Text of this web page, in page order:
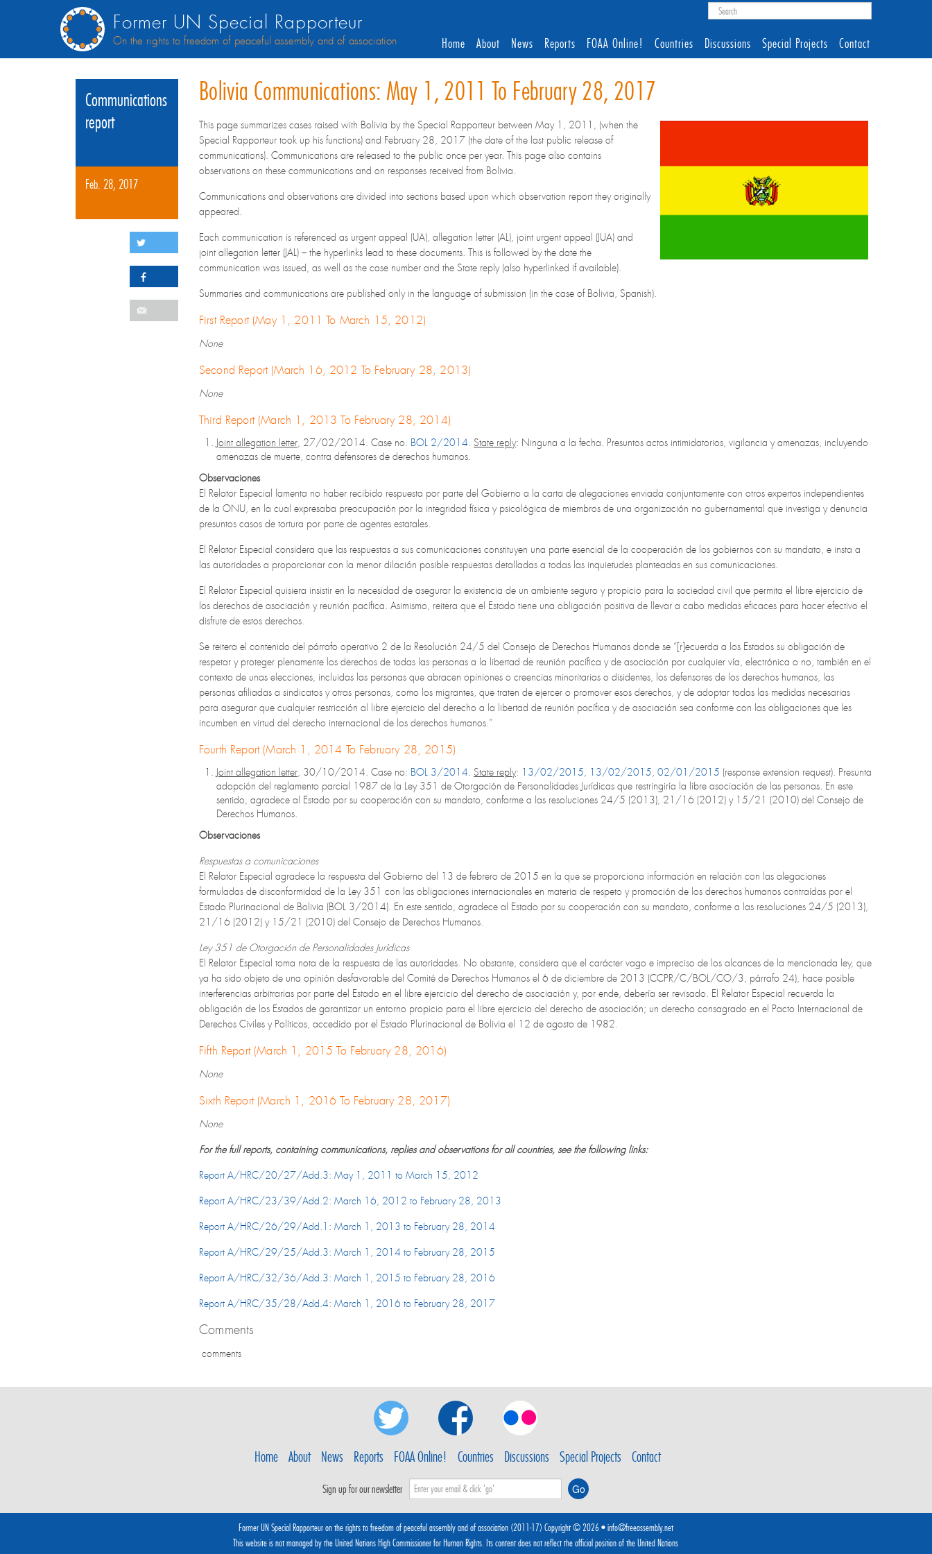
Former UN Special Rapporteur
On the rights to freedom of peaceful assembly and of association Home About News Reports FOAA Online! Countries Discussions Special Projects Contact
Communications
report
Feb. 28, 2017
Bolivia Communications: May 1, 2011 To February 28, 2017
This page summarizes cases raised with Bolivia by the Special Rapporteur between May 1, 2011, (when the
Special Rapporteur took up his functions) and February 28, 2017 (the date of the last public release of
communications). Communications are released to the public once per year. This page also contains
observations on these communications and on responses received from Bolivia.
Communications and observations are divided into sections based upon which observation report they originally
appeared.
Each communication is referenced as urgent appeal (UA), allegation letter (AL), joint urgent appeal (JUA) and
joint allegation letter (JAL) – the hyperlinks lead to these documents. This is followed by the date the
communication was issued, as well as the case number and the State reply (also hyperlinked if available).
Summaries and communications are published only in the language of submission (in the case of Bolivia, Spanish).
First Report (May 1, 2011 To March 15, 2012)
None
Second Report (March 16, 2012 To February 28, 2013)
None
Third Report (March 1, 2013 To February 28, 2014)
Joint allegation letter, 27/02/2014. Case no. BOL 2/2014. State reply: Ninguna a la fecha. Presuntos actos intimidatorios, vigilancia y amenazas, incluyendo
amenazas de muerte, contra defensores de derechos humanos.
Observaciones
El Relator Especial lamenta no haber recibido respuesta por parte del Gobierno a la carta de alegaciones enviada conjuntamente con otros expertos independientes
de la ONU, en la cual expresaba preocupación por la integridad física y psicológica de miembros de una organización no gubernamental que investiga y denuncia
presuntos casos de tortura por parte de agentes estatales.
El Relator Especial considera que las respuestas a sus comunicaciones constituyen una parte esencial de la cooperación de los gobiernos con su mandato, e insta a
las autoridades a proporcionar con la menor dilación posible respuestas detalladas a todas las inquietudes planteadas en sus comunicaciones.
El Relator Especial quisiera insistir en la necesidad de asegurar la existencia de un ambiente seguro y propicio para la sociedad civil que permita el libre ejercicio de
los derechos de asociación y reunión pacífica. Asimismo, reitera que el Estado tiene una obligación positiva de llevar a cabo medidas eficaces para hacer efectivo el
disfrute de estos derechos.
Se reitera el contenido del párrafo operativo 2 de la Resolución 24/5 del Consejo de Derechos Humanos donde se “[r]ecuerda a los Estados su obligación de
respetar y proteger plenamente los derechos de todas las personas a la libertad de reunión pacífica y de asociación por cualquier vía, electrónica o no, también en el
contexto de unas elecciones, incluidas las personas que abracen opiniones o creencias minoritarias o disidentes, los defensores de los derechos humanos, las
personas afiliadas a sindicatos y otras personas, como los migrantes, que traten de ejercer o promover esos derechos, y de adoptar todas las medidas necesarias
para asegurar que cualquier restricción al libre ejercicio del derecho a la libertad de reunión pacífica y de asociación sea conforme con las obligaciones que les
incumben en virtud del derecho internacional de los derechos humanos.”
Fourth Report (March 1, 2014 To February 28, 2015)
Joint allegation letter, 30/10/2014. Case no: BOL 3/2014. State reply: 13/02/2015, 13/02/2015, 02/01/2015 (response extension request). Presunta
adopción del reglamento parcial 1987 de la Ley 351 de Otorgación de Personalidades Jurídicas que restringiría la libre asociación de las personas. En este
sentido, agradece al Estado por su cooperación con su mandato, conforme a las resoluciones 24/5 (2013), 21/16 (2012) y 15/21 (2010) del Consejo de
Derechos Humanos.
Observaciones
Respuestas a comunicaciones
El Relator Especial agradece la respuesta del Gobierno del 13 de febrero de 2015 en la que se proporciona información en relación con las alegaciones
formuladas de disconformidad de la Ley 351 con las obligaciones internacionales en materia de respeto y promoción de los derechos humanos contraídas por el
Estado Plurinacional de Bolivia (BOL 3/2014). En este sentido, agradece al Estado por su cooperación con su mandato, conforme a las resoluciones 24/5 (2013),
21/16 (2012) y 15/21 (2010) del Consejo de Derechos Humanos.
Ley 351 de Otorgación de Personalidades Jurídicas
El Relator Especial toma nota de la respuesta de las autoridades. No obstante, considera que el carácter vago e impreciso de los alcances de la mencionada ley, que
ya ha sido objeto de una opinión desfavorable del Comité de Derechos Humanos el 6 de diciembre de 2013 (CCPR/C/BOL/CO/3, párrafo 24), hace posible
interferencias arbitrarias por parte del Estado en el libre ejercicio del derecho de asociación y, por ende, debería ser revisado. El Relator Especial recuerda la
obligación de los Estados de garantizar un entorno propicio para el libre ejercicio del derecho de asociación; un derecho consagrado en el Pacto Internacional de
Derechos Civiles y Políticos, accedido por el Estado Plurinacional de Bolivia el 12 de agosto de 1982.
Fifth Report (March 1, 2015 To February 28, 2016)
None
Sixth Report (March 1, 2016 To February 28, 2017)
None
For the full reports, containing communications, replies and observations for all countries, see the following links:
Report A/HRC/20/27/Add.3: May 1, 2011 to March 15, 2012
Report A/HRC/23/39/Add.2: March 16, 2012 to February 28, 2013
Report A/HRC/26/29/Add.1: March 1, 2013 to February 28, 2014
Report A/HRC/29/25/Add.3: March 1, 2014 to February 28, 2015
Report A/HRC/32/36/Add.3: March 1, 2015 to February 28, 2016
Report A/HRC/35/28/Add.4: March 1, 2016 to February 28, 2017
Comments
comments
Home About News Reports FOAA Online! Countries Discussions Special Projects Contact
Sign up for our newsletter
Former UN Special Rapporteur on the rights to freedom of peaceful assembly and of association (2011-17) Copyright © 2026 •info@freeassembly.net
This website is not managed by theUnited Nations High Commissioner for Human Rights . Its content does not reflect the official position of the United Nations